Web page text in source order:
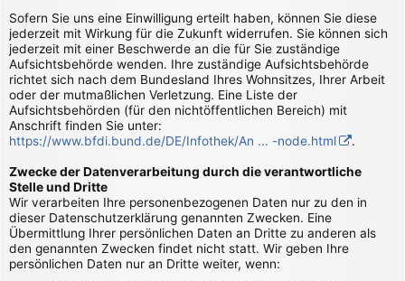
Sofern Sie uns eine Einwilligung erteilt haben, können Sie diese
jederzeit mit Wirkung für die Zukunft widerrufen. Sie können sich
jederzeit mit einer Beschwerde an die für Sie zuständige
Aufsichtsbehörde wenden. Ihre zuständige Aufsichtsbehörde
richtet sich nach dem Bundesland Ihres Wohnsitzes, Ihrer Arbeit
oder der mutmaßlichen Verletzung. Eine Liste der
Aufsichtsbehörden (für den nichtöffentlichen Bereich) mit
Anschrift finden Sie unter:
https://www.bfdi.bund.de/DE/Infothek/An ... -node.html
.
Zwecke der Datenverarbeitung durch die verantwortliche
Stelle und Dritte
Wir verarbeiten Ihre personenbezogenen Daten nur zu den in
dieser Datenschutzerklärung genannten Zwecken. Eine
Übermittlung Ihrer persönlichen Daten an Dritte zu anderen als
den genannten Zwecken findet nicht statt. Wir geben Ihre
persönlichen Daten nur an Dritte weiter, wenn: